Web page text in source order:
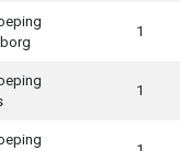
1
1